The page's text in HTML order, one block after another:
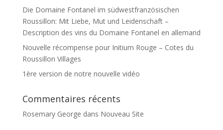
Die Domaine Fontanel im südwestfranzösischen
Roussillon: Mit Liebe, Mut und Leidenschaft –
Description des vins du Domaine Fontanel en allemand
Nouvelle récompense pour Initium Rouge – Cotes du
Roussillon Villages
1ère version de notre nouvelle vidéo
Commentaires récents
Rosemary George dans Nouveau Site